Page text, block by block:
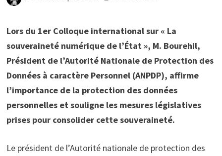
Lors du 1er Colloque international sur « La
souveraineté numérique de l’État », M. Bourehil,
Président de l’Autorité Nationale de Protection des
Données à caractère Personnel (ANPDP), affirme
l’importance de la protection des données
personnelles et souligne les mesures législatives
prises pour consolider cette souveraineté.
Le président de l’Autorité nationale de protection des